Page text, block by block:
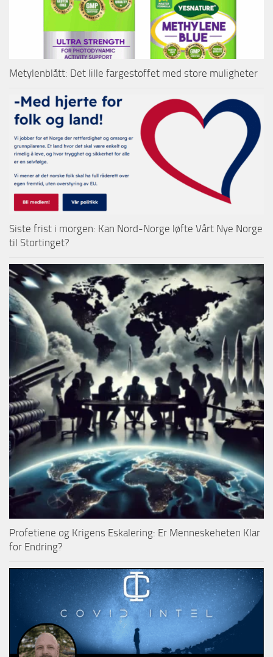
Metylenblått: Det lille fargestoffet med store muligheter
Siste frist i morgen: Kan Nord-Norge løfte Vårt Nye Norge
til Stortinget?
Profetiene og Krigens Eskalering: Er Menneskeheten Klar
for Endring?